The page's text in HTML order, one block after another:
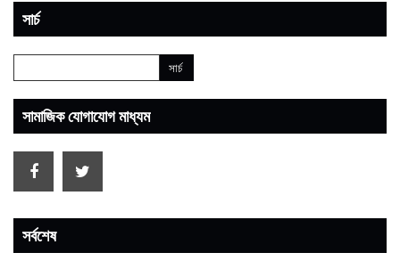
সার্চ
সামাজিক যোগাযোগ মাধ্যম
সর্বশেষ